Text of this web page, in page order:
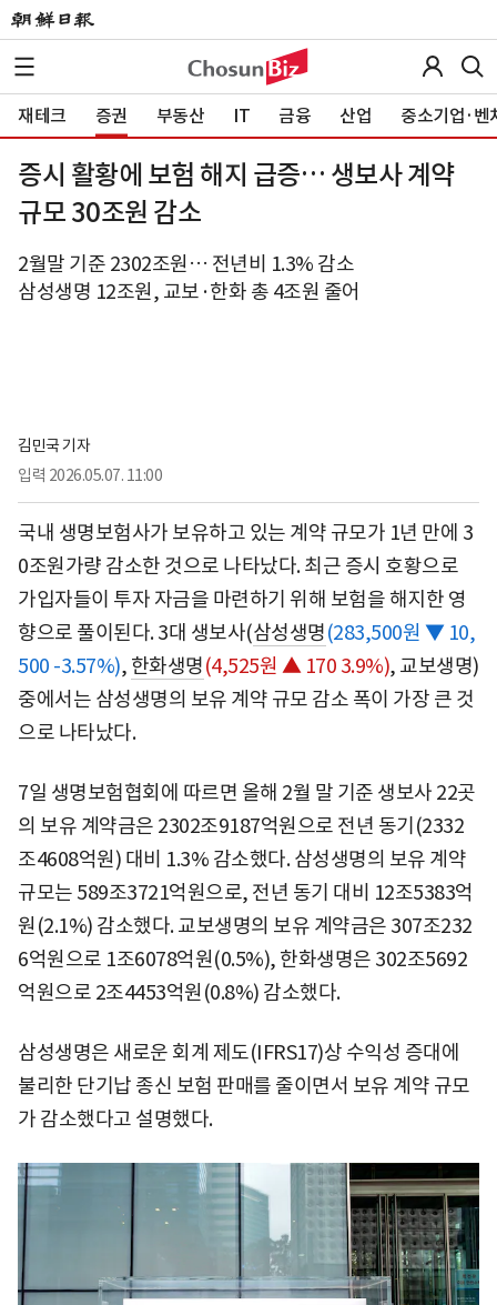
재테크 증권 부동산 IT 금융 산업 중소기업·벤
증시 활황에 보험 해지 급증… 생보사 계약
규모 30조원 감소
2월말 기준 2302조원… 전년비 1.3% 감소
삼성생명 12조원, 교보·한화 총 4조원 줄어
김민국 기자
입력 2026.05.07. 11:00
국내 생명보험사가 보유하고 있는 계약 규모가 1년 만에 3
0조원가량 감소한 것으로 나타났다. 최근 증시 호황으로
가입자들이 투자 자금을 마련하기 위해 보험을 해지한 영
향으로 풀이된다. 3대 생보사(삼성생명(283,500원 ▼ 10,
500 -3.57%), 한화생명(4,525원 ▲ 170 3.9%), 교보생명)
중에서는 삼성생명의 보유 계약 규모 감소 폭이 가장 큰 것
으로 나타났다.
7일 생명보험협회에 따르면 올해 2월 말 기준 생보사 22곳
의 보유 계약금은 2302조9187억원으로 전년 동기(2332
조4608억원) 대비 1.3% 감소했다. 삼성생명의 보유 계약
규모는 589조3721억원으로, 전년 동기 대비 12조5383억
원(2.1%) 감소했다. 교보생명의 보유 계약금은 307조232
6억원으로 1조6078억원(0.5%), 한화생명은 302조5692
억원으로 2조4453억원(0.8%) 감소했다.
삼성생명은 새로운 회계 제도(IFRS17)상 수익성 증대에
불리한 단기납 종신 보험 판매를 줄이면서 보유 계약 규모
가 감소했다고 설명했다.